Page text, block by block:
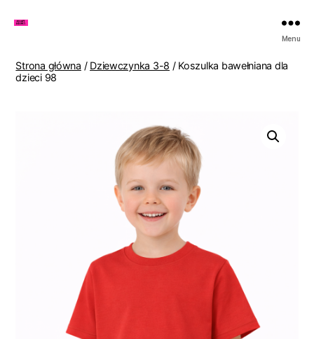
Lenki
Menu
Strona główna / Dziewczynka 3-8 / Koszulka bawełniana dla
dzieci 98